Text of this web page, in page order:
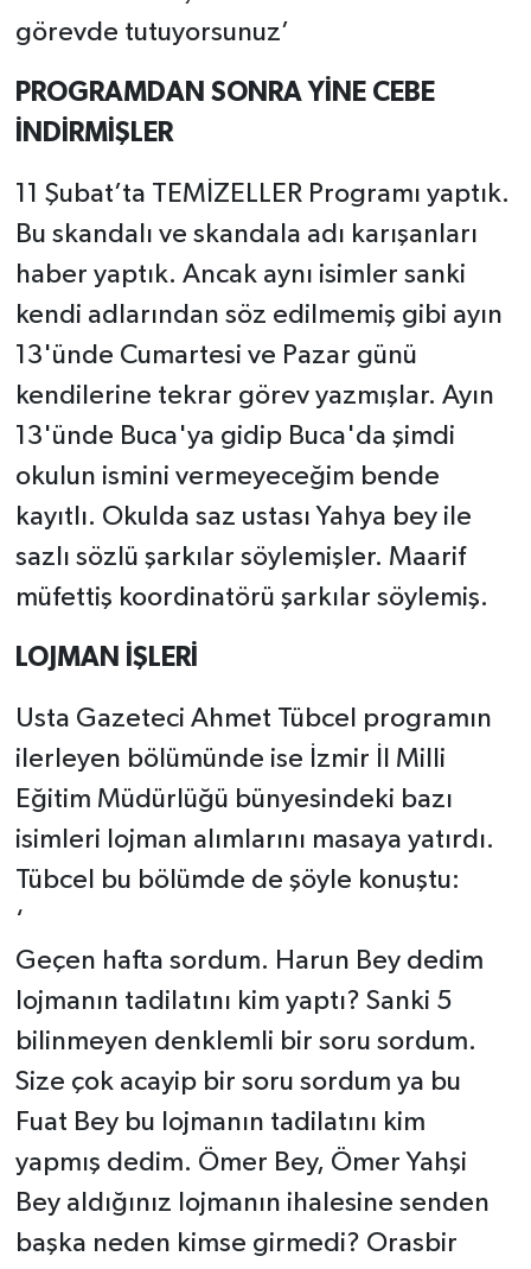
görevde tutuyorsunuz’
PROGRAMDAN SONRA YİNE CEBE
İNDİRMİŞLER
11 Şubat’ta TEMİZELLER Programı yaptık.
Bu skandalı ve skandala adı karışanları
haber yaptık. Ancak aynı isimler sanki
kendi adlarından söz edilmemiş gibi ayın
13'ünde Cumartesi ve Pazar günü
kendilerine tekrar görev yazmışlar. Ayın
13'ünde Buca'ya gidip Buca'da şimdi
okulun ismini vermeyeceğim bende
kayıtlı. Okulda saz ustası Yahya bey ile
sazlı sözlü şarkılar söylemişler. Maarif
müfettiş koordinatörü şarkılar söylemiş.
LOJMAN İŞLERİ
Usta Gazeteci Ahmet Tübcel programın
ilerleyen bölümünde ise İzmir İl Milli
Eğitim Müdürlüğü bünyesindeki bazı
isimleri lojman alımlarını masaya yatırdı.
Tübcel bu bölümde de şöyle konuştu:
‘
Geçen hafta sordum. Harun Bey dedim
lojmanın tadilatını kim yaptı? Sanki 5
bilinmeyen denklemli bir soru sordum.
Size çok acayip bir soru sordum ya bu
Fuat Bey bu lojmanın tadilatını kim
yapmış dedim. Ömer Bey, Ömer Yahşi
Bey aldığınız lojmanın ihalesine senden
başka neden kimse girmedi? Orasbir